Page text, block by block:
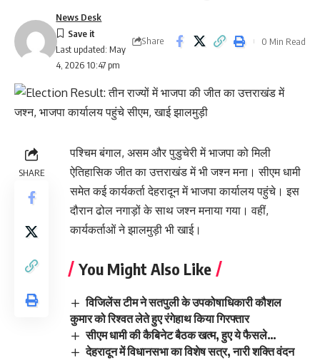
Last updated: May
4, 2026 10:47 pm
News Desk
Share 0 Min Read
SHARE
पश्चिम बंगाल, असम और पुडुचेरी में भाजपा को मिली
ऐतिहासिक जीत का उत्तराखंड में भी जश्न मना। सीएम धामी
समेत कई कार्यकर्ता देहरादून में भाजपा कार्यालय पहुंचे। इस
दौरान ढोल नगाड़ों के साथ जश्न मनाया गया। वहीं,
कार्यकर्ताओं ने झालमुड़ी भी खाई।
You Might Also Like
विजिलेंस टीम ने सतपुली के उपकोषाधिकारी कौशल
कुमार को रिश्वत लेते हुए रंगेहाथ किया गिरफ्तार
सीएम धामी की कैबिनेट बैठक खत्म, हुए ये फैसले…
देहरादून में विधानसभा का विशेष सत्र, नारी शक्ति वंदन